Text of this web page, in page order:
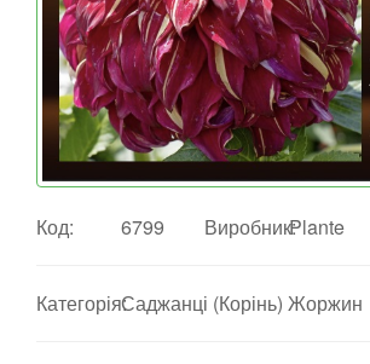
Код: 6799 Виробник:Plante
Категорія:Саджанці (Корінь) Жоржин